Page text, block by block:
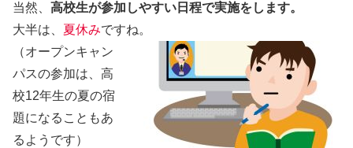
当然、 高校生が参加しやすい日程で実施をします。
大半は、 夏休みですね。
（オープンキャン
パスの参加は、高
校12年生の夏の宿
題になることもあ
るようです）